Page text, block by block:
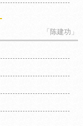
「陈建功」